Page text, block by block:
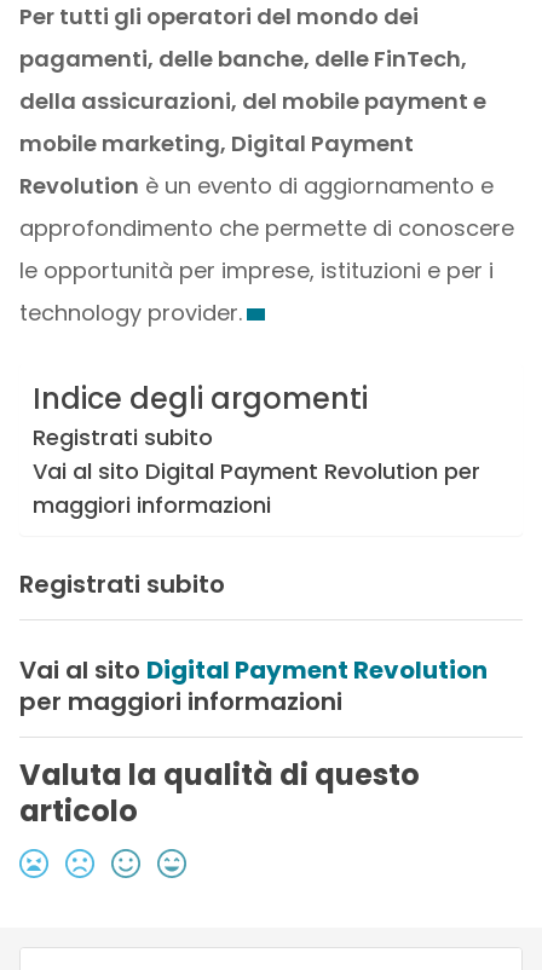
Per tutti gli operatori del mondo dei
pagamenti, delle banche, delle FinTech,
della assicurazioni, del mobile payment e
mobile marketing, Digital Payment
Revolution è un evento di aggiornamento e
approfondimento che permette di conoscere
le opportunità per imprese, istituzioni e per i
technology provider.
Indice degli argomenti
Registrati subito
Vai al sito Digital Payment Revolution per
maggiori informazioni
Registrati subito
Vai al sito Digital Payment Revolution
per maggiori informazioni
Valuta la qualità di questo
articolo